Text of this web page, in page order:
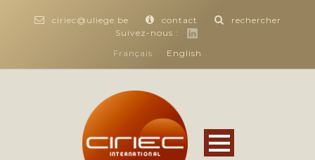
ciriec@uliege.be contact
rechercher
Suivez-nous :
Français
English